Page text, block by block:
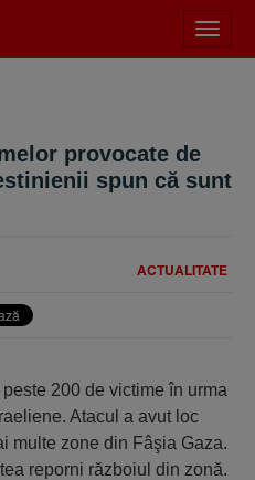
meniu
provocate de
spun că sunt
ACTUALITATE
200 de victime în urma
Atacul a avut loc
multe zone din Fâşia Gaza.
reporni războiul din zonă.